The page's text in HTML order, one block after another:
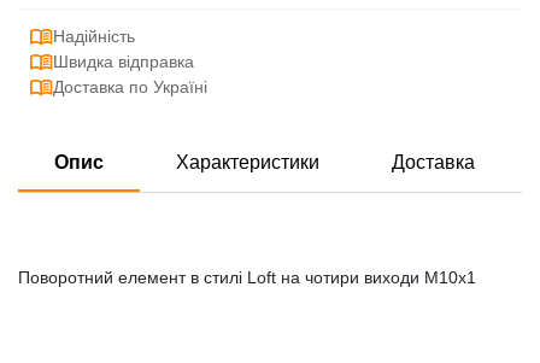
Надійність
Швидка відправка
Доставка по Україні
Опис Характеристики Доставка
Поворотний елемент в стилі Loft на чотири виходи M10x1